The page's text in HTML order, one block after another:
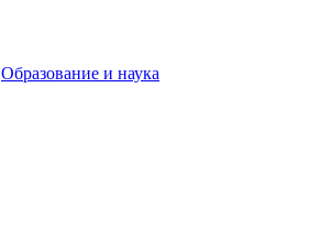
Образование и наука